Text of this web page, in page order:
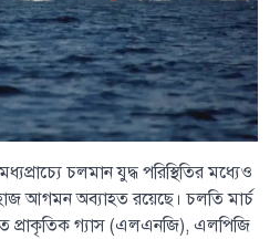
চলমান যুদ্ধ পরিস্থিতির মধ্যেও
আগমন অব্যাহত রয়েছে। চলতি মার্চ
প্রাকৃতিক গ্যাস (এলএনজি), এলপিজি